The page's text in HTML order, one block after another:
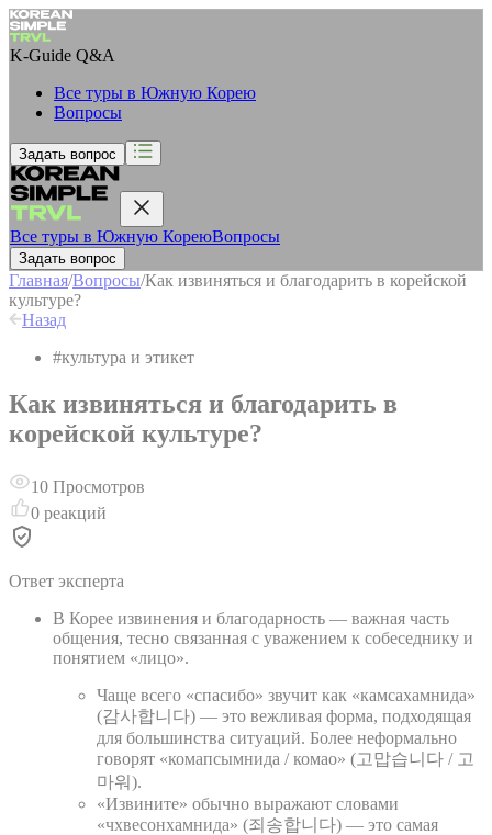
K-Guide Q&A
Все туры в Южную Корею
Вопросы
Задать вопрос
Все туры в Южную КореюВопросы
Задать вопрос
Главная/Вопросы/Как извиняться и благодарить в корейской
культуре?
Назад
#культура и этикет
Как извиняться и благодарить в
корейской культуре?
10 Просмотров
0 реакций
Ответ эксперта
В Корее извинения и благодарность — важная часть
общения, тесно связанная с уважением к собеседнику и
понятием «лицо».
Чаще всего «спасибо» звучит как «камсахамнида»
(감사합니다) — это вежливая форма, подходящая
для большинства ситуаций. Более неформально
говорят «комапсымнида / комао» (고맙습니다 / 고
마워).
«Извините» обычно выражают словами
«чхвесонхамнида» (죄송합니다) — это самая